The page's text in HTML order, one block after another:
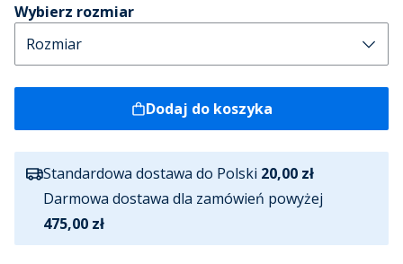
Wybierz rozmiar
Dodaj do koszyka
Standardowa dostawa do Polski 20,00 zł
Darmowa dostawa dla zamówień powyżej
475,00 zł